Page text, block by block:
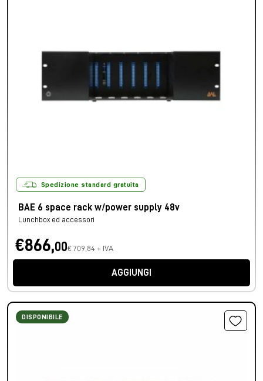
Spedizione standard gratuita
BAE 6 space rack w/power supply 48v
Lunchbox ed accessori
€866,00€ 709,84 + IVA
AGGIUNGI
DISPONIBILE